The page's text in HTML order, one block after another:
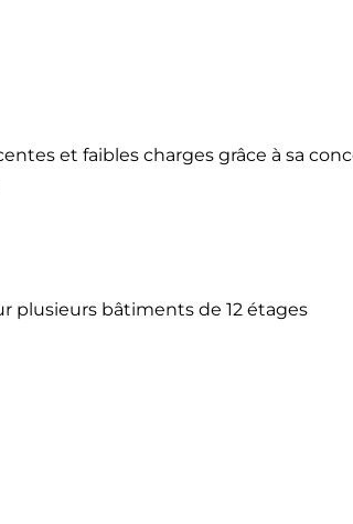
et faibles charges grâce à sa
plusieurs bâtiments de 12 étages